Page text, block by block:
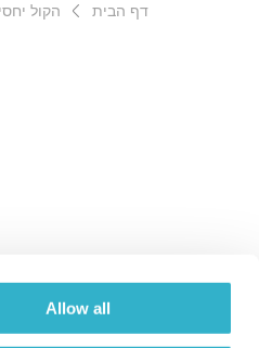
Allow all
דף הבית הקול